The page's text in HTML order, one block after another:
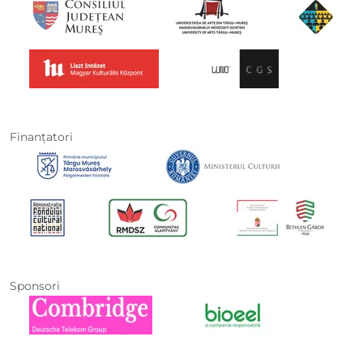
Finanţatori
Sponsori